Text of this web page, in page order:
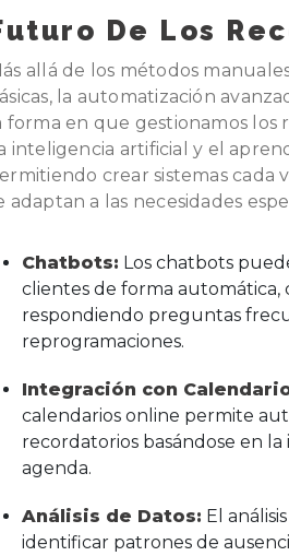
De Los
allá de los métodos
la automatización
forma en que gestionamos los
inteligencia artificial y el
crear sistemas cada
adaptan a las necesidades
Chatbots: Los chatbots
clientes de forma automática,
respondiendo preguntas
reprogramaciones.
Integración con
calendarios online permite
recordatorios basándose en
agenda.
Análisis de Datos: El
identificar patrones de